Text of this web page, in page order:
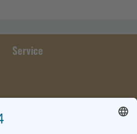
Service